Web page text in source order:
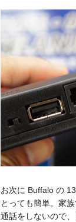
お次に Buffalo の
とっても簡単。家
通話をしないので